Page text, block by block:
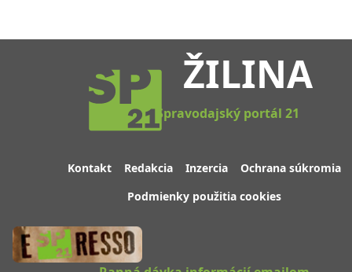
ŽILINA
Spravodajský portál 21
Kontakt Redakcia Inzercia
Ochrana súkromia
Podmienky použitia cookies